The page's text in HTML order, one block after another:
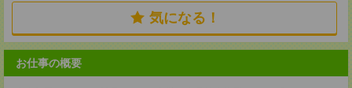
気になる！
お仕事の概要